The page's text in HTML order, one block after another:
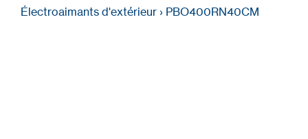
Électroaimants d'extérieur › PBO400RN40CM